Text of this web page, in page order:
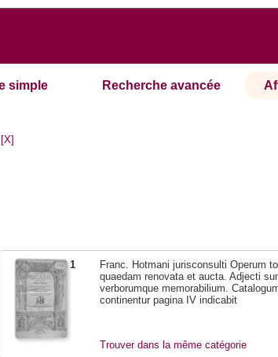
simple Recherche avancée
[X]
1
Franc. Hotmani jurisconsulti Operum
quaedam renovata et aucta. Adjecti
verborumque memorabilium.
continentur pagina IV indicabit
Trouver dans la même catégorie